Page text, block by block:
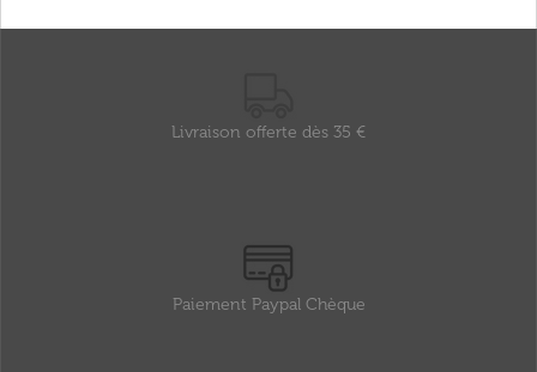
Livraison offerte dès 35 €
Paiement Paypal Chèque